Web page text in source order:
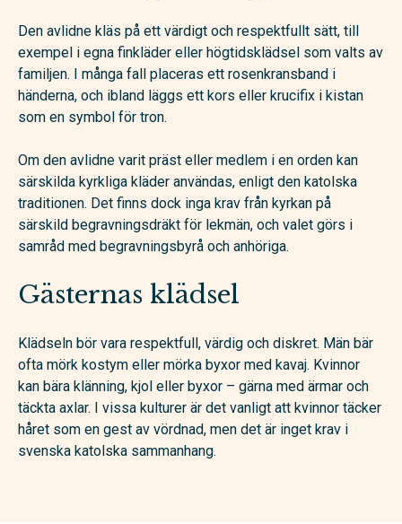
Den avlidne kläs på ett värdigt och respektfullt sätt, till
exempel i egna finkläder eller högtidsklädsel som valts av
familjen. I många fall placeras ett rosenkransband i
händerna, och ibland läggs ett kors eller krucifix i kistan
som en symbol för tron.
Om den avlidne varit präst eller medlem i en orden kan
särskilda kyrkliga kläder användas, enligt den katolska
traditionen. Det finns dock inga krav från kyrkan på
särskild begravningsdräkt för lekmän, och valet görs i
samråd med begravningsbyrå och anhöriga.
Gästernas klädsel
Klädseln bör vara respektfull, värdig och diskret. Män bär
ofta mörk kostym eller mörka byxor med kavaj. Kvinnor
kan bära klänning, kjol eller byxor – gärna med ärmar och
täckta axlar. I vissa kulturer är det vanligt att kvinnor täcker
håret som en gest av vördnad, men det är inget krav i
svenska katolska sammanhang.